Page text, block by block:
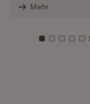
Mehr
Zu Kachel:
ZuZuZu